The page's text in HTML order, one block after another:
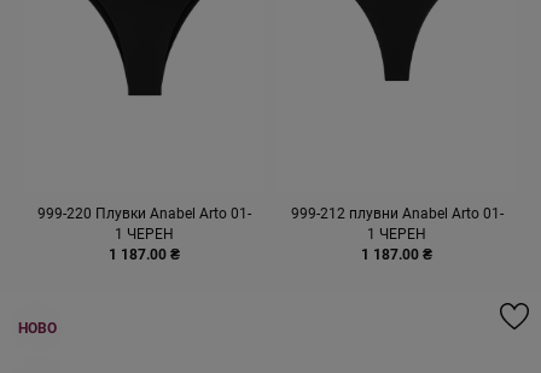
999-220 Плувки Anabel Arto 01-
1 ЧЕРЕН
1 187.00 ₴
999-212 плувни Anabel Arto 01-
1 ЧЕРЕН
1 187.00 ₴
НОВО